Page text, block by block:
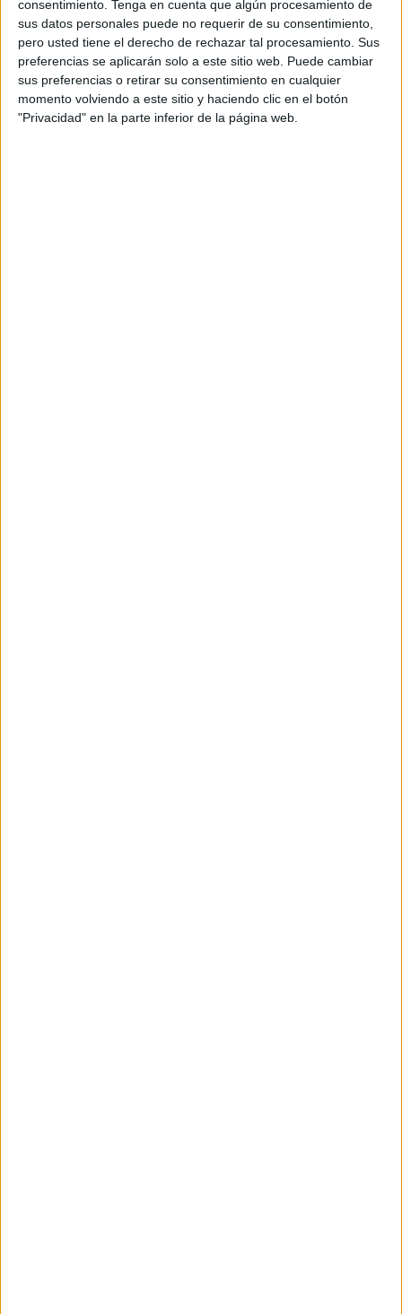
consentimiento. Tenga en cuenta que algún procesamiento de
sus datos personales puede no requerir de su consentimiento,
pero usted tiene el derecho de rechazar tal procesamiento. Sus
preferencias se aplicarán solo a este sitio web. Puede cambiar
sus preferencias o retirar su consentimiento en cualquier
momento volviendo a este sitio y haciendo clic en el botón
"Privacidad" en la parte inferior de la página web.
Medios: Televisión y digital
Piezas: Spots de 30’’ con versiones de 10’’ y 20’’
Título: Con Getir, tranquilísimo